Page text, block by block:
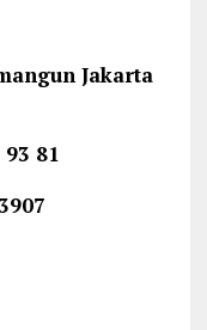
Jakarta
81